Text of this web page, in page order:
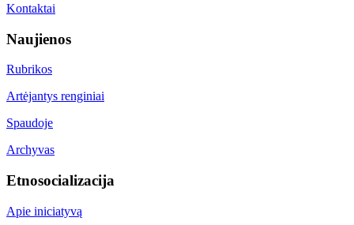
Kontaktai
Naujienos
Rubrikos
Artėjantys renginiai
Spaudoje
Archyvas
Etnosocializacija
Apie iniciatyvą